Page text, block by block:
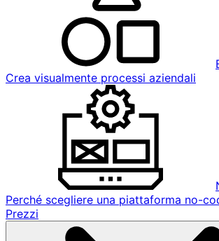
Crea visualmente processi aziendali
Perché scegliere una piattaforma no-
Prezzi